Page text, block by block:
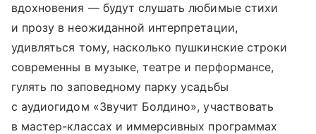
вдохновения — будут слушать любимые стихи
и прозу в неожиданной интерпретации,
удивляться тому, насколько пушкинские строки
современны в музыке, театре и перформансе,
гулять по заповедному парку усадьбы
с аудиогидом «Звучит Болдино», участвовать
в мастер-классах и иммерсивных программах